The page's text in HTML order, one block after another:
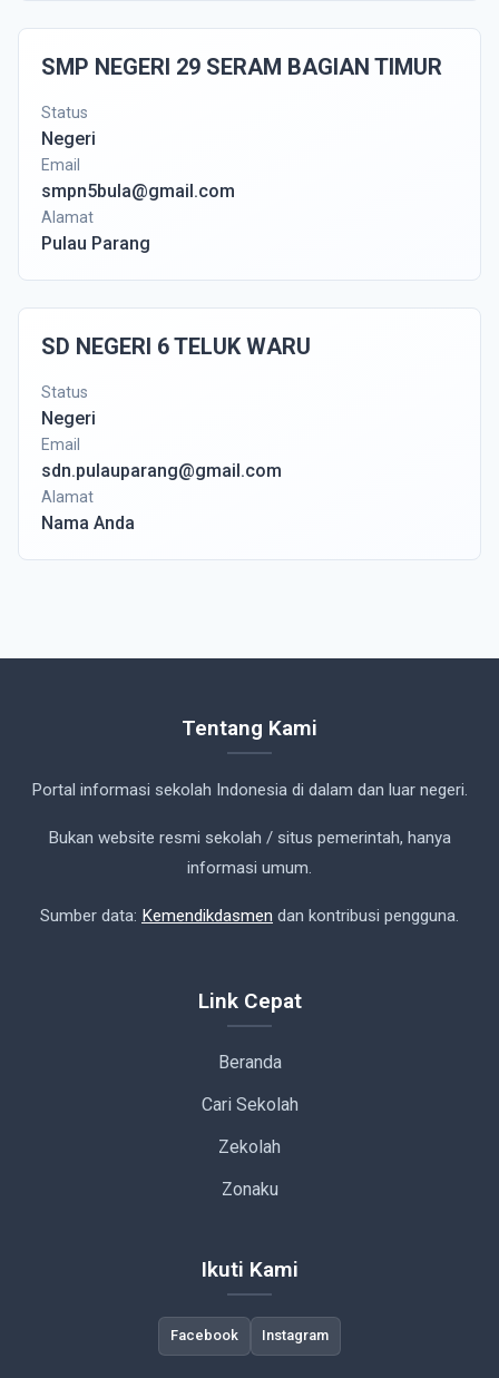
SMP NEGERI 29 SERAM BAGIAN TIMUR
Status
Negeri
Email
smpn5bula@gmail.com
Alamat
Pulau Parang
SD NEGERI 6 TELUK WARU
Status
Negeri
Email
sdn.pulauparang@gmail.com
Alamat
Nama Anda
Tentang Kami
Portal informasi sekolah Indonesia di dalam dan luar negeri.
Bukan website resmi sekolah / situs pemerintah, hanya
informasi umum.
Sumber data: Kemendikdasmen dan kontribusi pengguna.
Link Cepat
Beranda
Cari Sekolah
Zekolah
Zonaku
Ikuti Kami
Facebook Instagram